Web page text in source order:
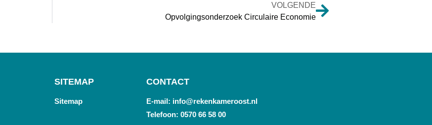
VOLGENDE
Opvolgingsonderzoek Circulaire Economie
SITEMAP
Sitemap
CONTACT
E-mail: info@rekenkameroost.nl
Telefoon: 0570 66 58 00